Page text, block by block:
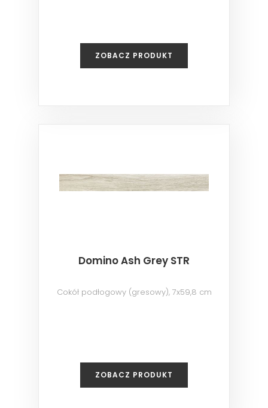
ZOBACZ PRODUKT
Domino Ash Grey STR
Cokół podłogowy (gresowy), 7x59,8 cm
ZOBACZ PRODUKT